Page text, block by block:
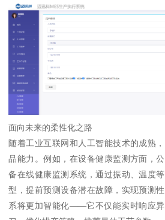
面向未来的柔性化之路
随着工业互联网和人工智能技术的成熟
品能力。例如，在设备健康监测方面，
备在线健康监测系统，通过振动、温度
型，提前预测设备潜在故障，实现预测
系将更加智能化——它不仅能实时响应